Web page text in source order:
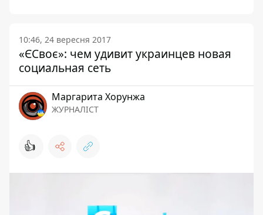
10:46, 24 вересня 2017
«ЄСвоє»: чем удивит украинцев новая
социальная сеть
Маргарита Хорунжа
ЖУРНАЛІСТ
👍